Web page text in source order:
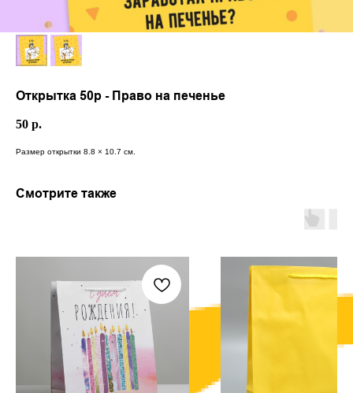
Открытка 50р - Право на печенье
50 р.
Размер открытки 8.8 × 10.7 см.
Смотрите также